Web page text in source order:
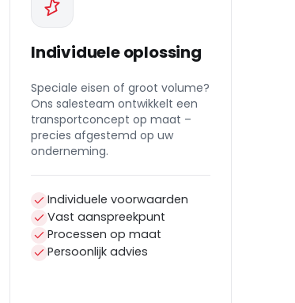
Individuele oplossing
Speciale eisen of groot volume?
Ons salesteam ontwikkelt een
transportconcept op maat –
precies afgestemd op uw
onderneming.
Individuele voorwaarden
Vast aanspreekpunt
Processen op maat
Persoonlijk advies